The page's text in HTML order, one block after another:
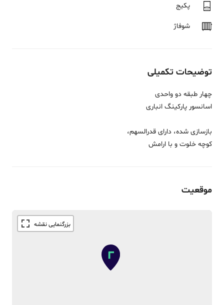
پکیج
شوفاژ
توضیحات تکمیلی
چهار طبقه دو واحدی
اسانسور پارکینگ انباری
بازسازی شده، دارای قدرالسهم،
کوچه خلوت و با ارامش
موقعیت